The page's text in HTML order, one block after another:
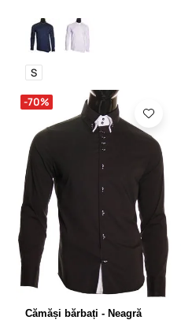
S
-70%
Cămăși bărbați - Neagră